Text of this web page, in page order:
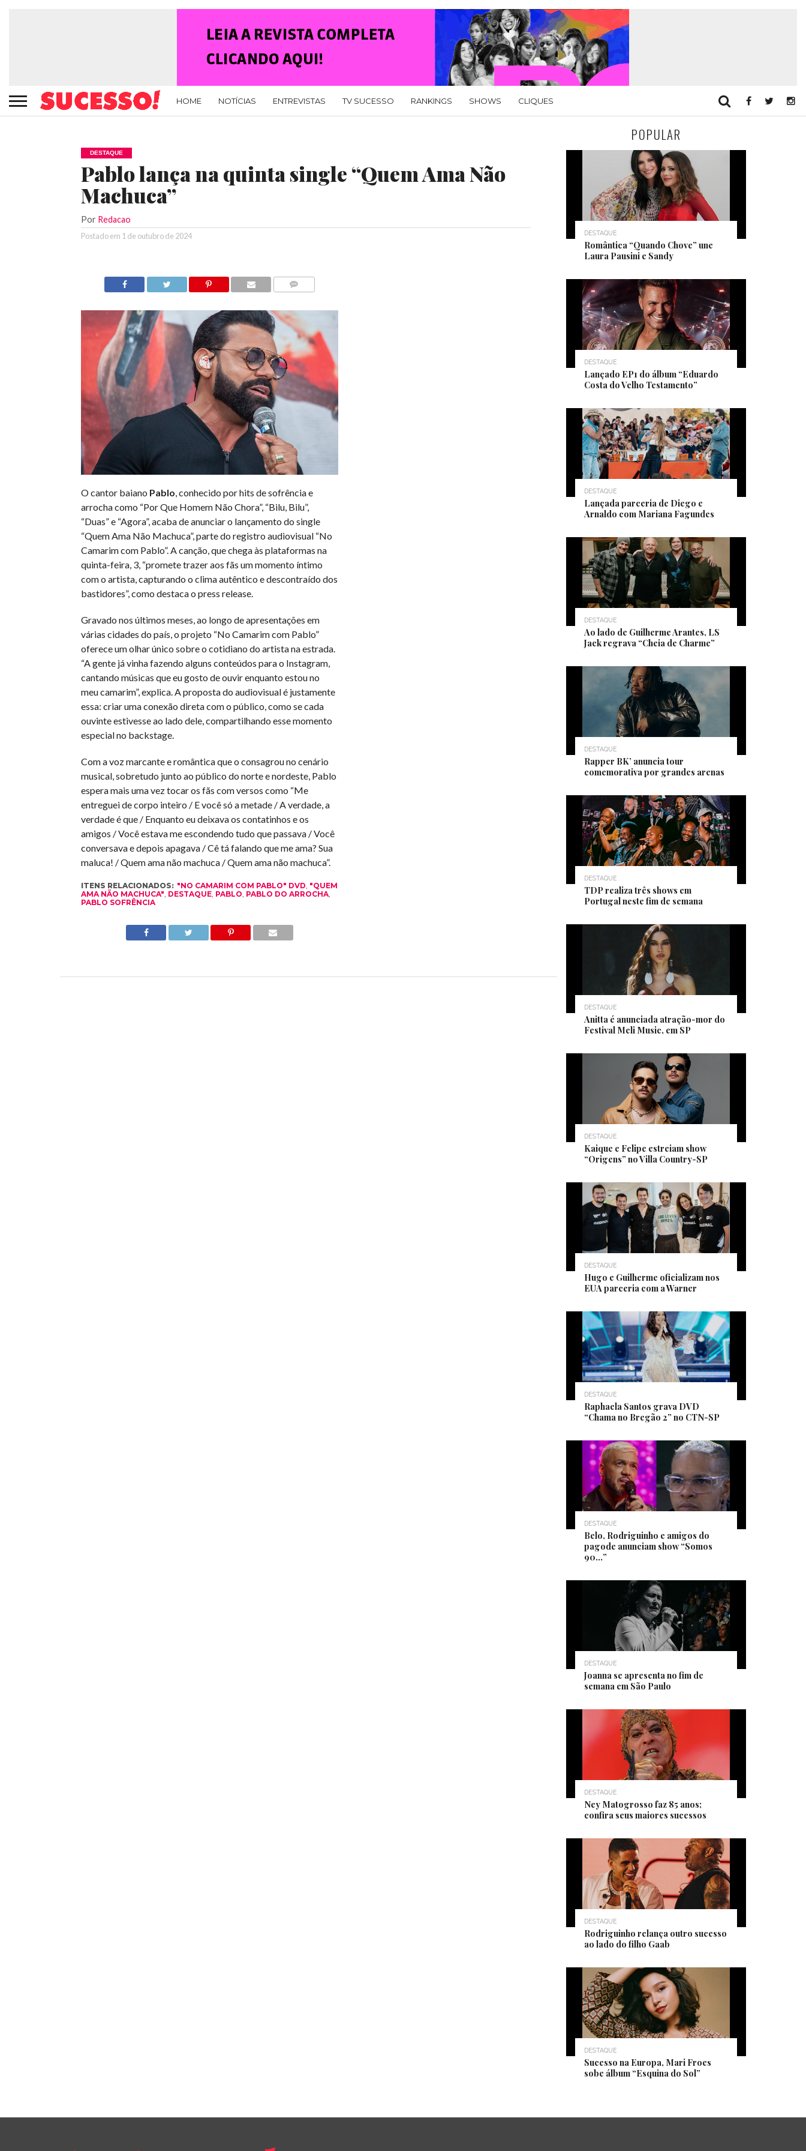
HOME NOTÍCIAS ENTREVISTAS TV SUCESSO RANKINGS SHOWS CLIQUES
DESTAQUE
Pablo lança na quinta single “Quem Ama Não
Machuca”
Por Redacao
Postado em 1 de outubro de 2024
O cantor baiano Pablo, conhecido por hits de sofrência e
arrocha como “Por Que Homem Não Chora”, “Bilu, Bilu”,
“Duas” e “Agora”, acaba de anunciar o lançamento do single
“Quem Ama Não Machuca”, parte do registro audiovisual “No
Camarim com Pablo”. A canção, que chega às plataformas na
quinta-feira, 3, “promete trazer aos fãs um momento íntimo
com o artista, capturando o clima autêntico e descontraído dos
bastidores”, como destaca o press release.
Gravado nos últimos meses, ao longo de apresentações em
várias cidades do país, o projeto “No Camarim com Pablo”
oferece um olhar único sobre o cotidiano do artista na estrada.
“A gente já vinha fazendo alguns conteúdos para o Instagram,
cantando músicas que eu gosto de ouvir enquanto estou no
meu camarim”, explica. A proposta do audiovisual é justamente
essa: criar uma conexão direta com o público, como se cada
ouvinte estivesse ao lado dele, compartilhando esse momento
especial no backstage.
Com a voz marcante e romântica que o consagrou no cenário
musical, sobretudo junto ao público do norte e nordeste, Pablo
espera mais uma vez tocar os fãs com versos como “Me
entreguei de corpo inteiro / E você só a metade / A verdade, a
verdade é que / Enquanto eu deixava os contatinhos e os
amigos / Você estava me escondendo tudo que passava / Você
conversava e depois apagava / Cê tá falando que me ama? Sua
maluca! / Quem ama não machuca / Quem ama não machuca”.
ITENS RELACIONADOS: "NO CAMARIM COM PABLO" DVD, "QUEM
AMA NÃO MACHUCA", DESTAQUE, PABLO, PABLO DO ARROCHA,
PABLO SOFRÊNCIA
POPULAR
DESTAQUE
Romântica “Quando Chove” une
Laura Pausini e Sandy
DESTAQUE
Lançado EP1 do álbum “Eduardo
Costa do Velho Testamento”
DESTAQUE
Lançada parceria de Diego e
Arnaldo com Mariana Fagundes
DESTAQUE
Ao lado de Guilherme Arantes, LS
Jack regrava “Cheia de Charme”
DESTAQUE
Rapper BK’ anuncia tour
comemorativa por grandes arenas
DESTAQUE
TDP realiza três shows em
Portugal neste fim de semana
DESTAQUE
Anitta é anunciada atração-mor do
Festival Meli Music, em SP
DESTAQUE
Kaique e Felipe estreiam show
“Origens” no Villa Country-SP
DESTAQUE
Hugo e Guilherme oficializam nos
EUA parceria com a Warner
DESTAQUE
Raphaela Santos grava DVD
“Chama no Bregão 2” no CTN-SP
DESTAQUE
Belo, Rodriguinho e amigos do
pagode anunciam show “Somos
90…”
DESTAQUE
Joanna se apresenta no fim de
semana em São Paulo
DESTAQUE
Ney Matogrosso faz 85 anos;
confira seus maiores sucessos
DESTAQUE
Rodriguinho relança outro sucesso
ao lado do filho Gaab
DESTAQUE
Sucesso na Europa, Mari Froes
sobe álbum “Esquina do Sol”